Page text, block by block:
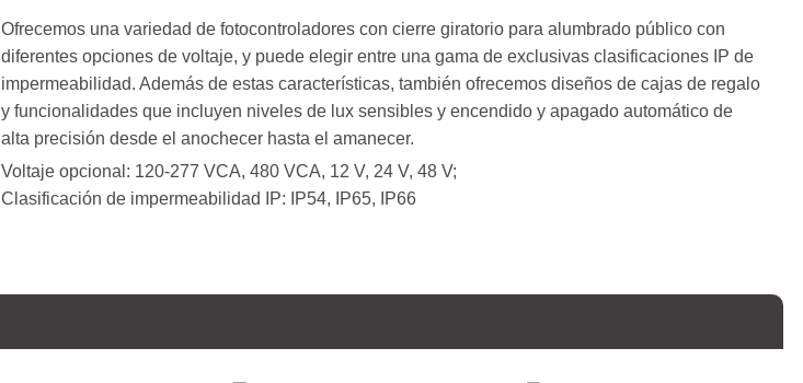
Ofrecemos una variedad de fotocontroladores con cierre giratorio para alumbrado público con
diferentes opciones de voltaje, y puede elegir entre una gama de exclusivas clasificaciones IP de
impermeabilidad. Además de estas características, también ofrecemos diseños de cajas de regalo
y funcionalidades que incluyen niveles de lux sensibles y encendido y apagado automático de
alta precisión desde el anochecer hasta el amanecer.
Voltaje opcional: 120-277 VCA, 480 VCA, 12 V, 24 V, 48 V;
Clasificación de impermeabilidad IP: IP54, IP65, IP66